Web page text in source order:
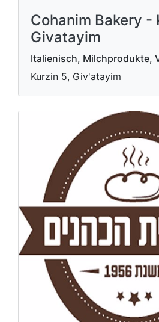
Cohanim Bakery -
Givatayim
Italienisch, Milchprodukte,
Kurzin 5, Giv'atayim